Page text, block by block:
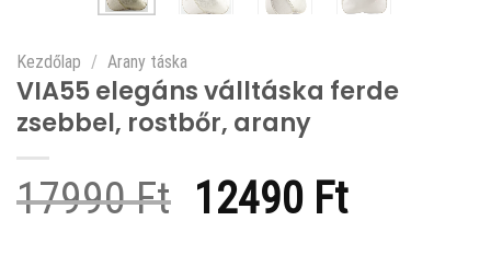
Kezdőlap / Arany táska
VIA55 elegáns válltáska ferde
zsebbel, rostbőr, arany
17990Ft Original
12490 FtCurrent